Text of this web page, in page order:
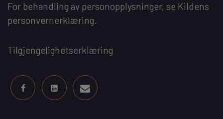
For behandling av personopplysninger, se Kildens
personvernerklæring.
Tilgjengelighetserklæring